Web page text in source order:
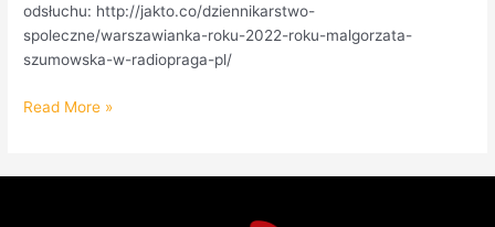
odsłuchu: http://jakto.co/dziennikarstwo-
spoleczne/warszawianka-roku-2022-roku-malgorzata-
szumowska-w-radiopraga-pl/
Read More »